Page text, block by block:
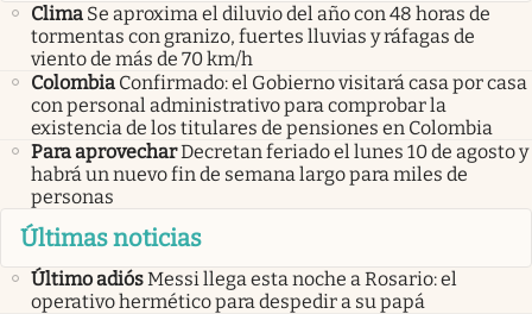
Clima Se aproxima el diluvio del año con 48 horas de
tormentas con granizo, fuertes lluvias y ráfagas de
viento de más de 70 km/h
Colombia Confirmado: el Gobierno visitará casa por casa
con personal administrativo para comprobar la
existencia de los titulares de pensiones en Colombia
Para aprovecharDecretan feriado el lunes 10 de agosto y
habrá un nuevo fin de semana largo para miles de
personas
Últimas noticias
Último adiósMessi llega esta noche a Rosario: el
operativo hermético para despedir a su papá